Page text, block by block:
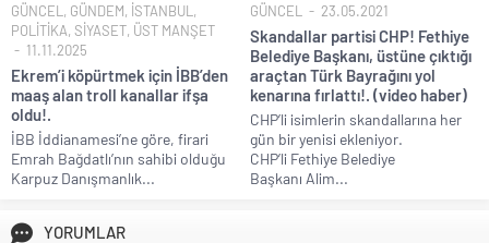
GÜNCEL , GÜNDEM, İSTANBUL ,
POLİTİKA, SİYASET, ÜST MANŞET
11.11.2025
Ekrem’i köpürtmek için İBB’den
maaş alan troll kanallar ifşa
oldu!.
İBB İddianamesi’ne göre, firari
Emrah Bağdatlı’nın sahibi olduğu
Karpuz Danışmanlık...
GÜNCEL 23.05.2021
Skandallar partisi CHP! Fethiye
Belediye Başkanı, üstüne çıktığı
araçtan Türk Bayrağını yol
kenarına fırlattı!. (video haber)
CHP’li isimlerin skandallarına her
gün bir yenisi ekleniyor.
CHP’li Fethiye Belediye
Başkanı Alim...
YORUMLAR